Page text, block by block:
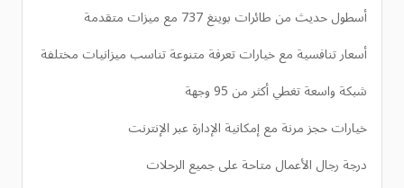
أسطول حديث من طائرات بوينغ 737 مع ميزات متقدمة
أسعار تنافسية مع خيارات تعرفة متنوعة تناسب ميزانيات مختلفة
شبكة واسعة تغطي أكثر من 95 وجهة
خيارات حجز مرنة مع إمكانية الإدارة عبر الإنترنت
درجة رجال الأعمال متاحة على جميع الرحلات